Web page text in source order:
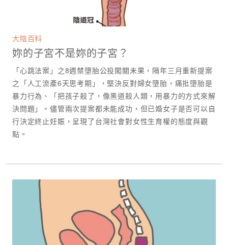
大陰百科
妳的子宮不是妳的子宮？
「心跳法案」之8週禁墮胎公投闖關未果，隔年三月重新提案
之「人工流產6天思考期」，堅決反對婦女墮胎，痛批墮胎是
暴力行為、「把孩子殺了，像黑道殺人類，用暴力的方式來解
決問題」。儘管兩次提案都未能成功，但已婚女子是否可以自
行決定終止妊娠，呈現了台灣社會對女性生育權的態度與觀
點。